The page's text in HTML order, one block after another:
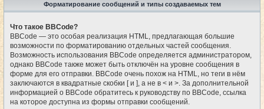
Форматирование сообщений и типы создаваемых тем
Что такое BBCode?
BBCode — это особая реализация HTML, предлагающая большие
возможности по форматированию отдельных частей сообщения.
Возможность использования BBCode определяется администратором,
однако BBCode также может быть отключён на уровне сообщения в
форме для его отправки. BBCode очень похож на HTML, но теги в нём
заключаются в квадратные скобки [ и ], а не в < и >. За дополнительной
информацией о BBCode обратитесь к руководству по BBCode, ссылка
на которое доступна из формы отправки сообщений.